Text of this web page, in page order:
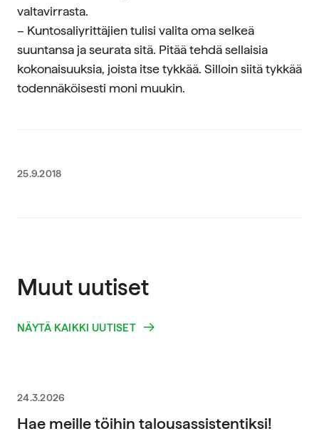
valtavirrasta.
– Kuntosaliyrittäjien tulisi valita oma selkeä
suuntansa ja seurata sitä. Pitää tehdä sellaisia
kokonaisuuksia, joista itse tykkää. Silloin siitä tykkää
todennäköisesti moni muukin.
25.9.2018
Muut uutiset
NÄYTÄ KAIKKI UUTISET
24.3.2026
Hae meille töihin talousassistentiksi!